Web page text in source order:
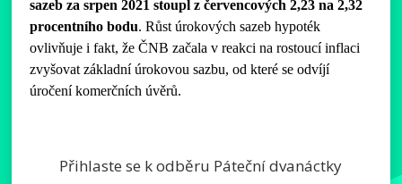
sazeb za srpen 2021 stoupl z červencových 2,23 na 2,32
procentního bodu. Růst úrokových sazeb hypoték
ovlivňuje i fakt, že ČNB začala v reakci na rostoucí inflaci
zvyšovat základní úrokovou sazbu, od které se odvíjí
úročení komerčních úvěrů.
Přihlaste se k odběru Páteční dvanáctky